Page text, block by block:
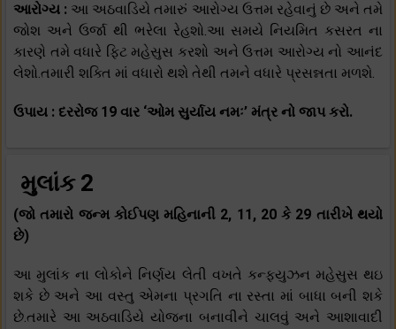
આરોગ્ય : આ અઠવાડિયે તમારું આરોગ્ય ઉત્તમ રહેવાનું છે અને તમે
જોશ અને ઉર્જા થી ભરેલા રેહશો.આ સમયે નિયમિત કસરત ના
કારણે તમે વધારે ફિટ મહેસુસ કરશો અને ઉત્તમ આરોગ્ય નો આનંદ
લેશો.તમારી શક્તિ માં વધારો થશે તેથી તમને વધારે પ્રસન્નતા મળશે.
ઉપાય : દરરોજ 19 વાર ‘ઓમ સુર્યાય નમઃ’ મંત્ર નો જાપ કરો.
મુલાંક 2
(જો તમારો જન્મ કોઈપણ મહિનાની 2, 11, 20 કે 29 તારીખે થયો
છે)
આ મુલાંક ના લોકોને નિર્ણય લેતી વખતે કન્ફ્યુઝન મહેસુસ થઇ
શકે છે અને આ વસ્તુ એમના પ્રગતિ ના રસ્તા માં બાધા બની શકે
છે.તમારે આ અઠવાડિયે યોજના બનાવીને ચાલવું અને આશાવાદી